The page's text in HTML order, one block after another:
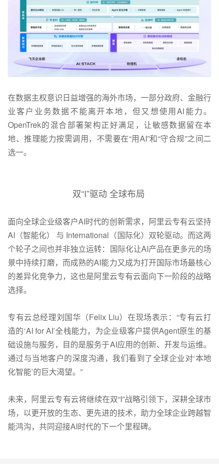
在数据主权意识日益增强的海外市场，一部分政府、金融行
业客户业务数据不能离开本地，但又想使用AI能力。
OpenTrek的混合部署架构正好满足，让敏感数据留在本
地、推理能力按需调用，不需要在“用AI”和“守合规”之间二
选一。
双“I”驱动 全球布局
面向全球企业级客户AI时代的创新需求，阿里云专有云坚持
AI（智能化） 与 International（国际化）双轮驱动。而这两
个轮子之间也并非独立运转：国际化让AI产品在更多元的场
景中持续打磨，而成熟的AI能力又成为打开国际市场最核心
的差异化竞争力，这也是阿里云专有云面向下一阶段的战略
选择。
专有云总经理刘国华（Felix Liu）在现场表示：“专有云打
造的‘AI for AI’全栈能力，为企业级客户提供Agent原生的基
础设施与服务，目的是服务于AI应用的创新、开发与运维。
通过与当地客户的深度沟通，我们看到了全球企业对‘本地
化智能’的巨大渴望。”
未来，阿里云专有云将继续在双“I”战略引领下，深耕全球市
场，以更开放的生态、更先进的技术，助力全球企业跨越智
能鸿沟，共同迎接AI时代的下一个里程碑。